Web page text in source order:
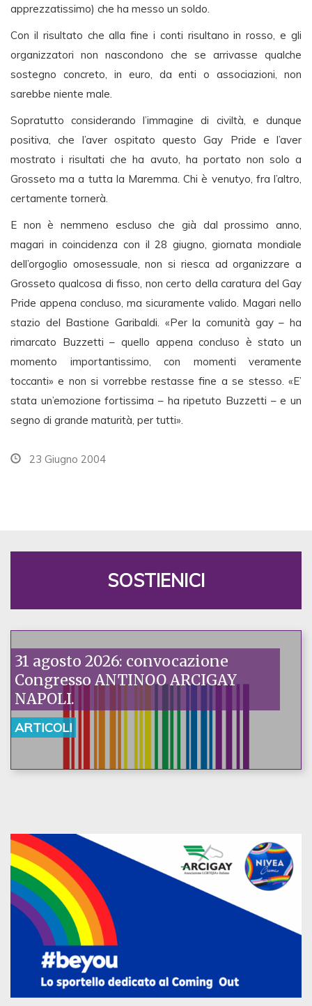
apprezzatissimo) che ha messo un soldo.
Con il risultato che alla fine i conti risultano in rosso, e gli
organizzatori non nascondono che se arrivasse qualche
sostegno concreto, in euro, da enti o associazioni, non
sarebbe niente male.
Sopratutto considerando l’immagine di civiltà, e dunque
positiva, che l’aver ospitato questo Gay Pride e l’aver
mostrato i risultati che ha avuto, ha portato non solo a
Grosseto ma a tutta la Maremma. Chi è venutyo, fra l’altro,
certamente tornerà.
E non è nemmeno escluso che già dal prossimo anno,
magari in coincidenza con il 28 giugno, giornata mondiale
dell’orgoglio omosessuale, non si riesca ad organizzare a
Grosseto qualcosa di fisso, non certo della caratura del Gay
Pride appena concluso, ma sicuramente valido. Magari nello
stazio del Bastione Garibaldi. «Per la comunità gay – ha
rimarcato Buzzetti – quello appena concluso è stato un
momento importantissimo, con momenti veramente
toccanti» e non si vorrebbe restasse fine a se stesso. «E’
stata un’emozione fortissima – ha ripetuto Buzzetti – e un
segno di grande maturità, per tutti».
23 Giugno 2004
SOSTIENICI
31 agosto 2026: convocazione
Congresso ANTINOO ARCIGAY
NAPOLI.
ARTICOLI